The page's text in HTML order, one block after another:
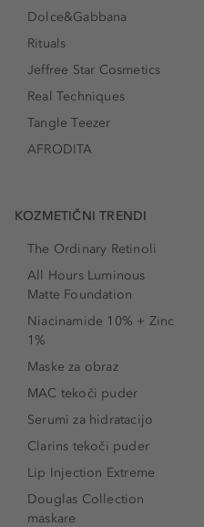
Dolce&Gabbana
Rituals
Jeffree Star Cosmetics
Real Techniques
Tangle Teezer
AFRODITA
KOZMETIČNI TRENDI
The Ordinary Retinoli
All Hours Luminous
Matte Foundation
Niacinamide 10% + Zinc
1%
Maske za obraz
MAC tekoči puder
Serumi za hidratacijo
Clarins tekoči puder
Lip Injection Extreme
Douglas Collection
maskare